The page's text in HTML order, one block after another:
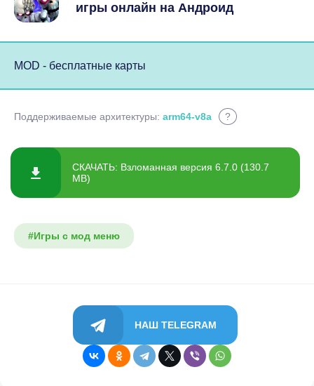
игры онлайн на Андроид
MOD - бесплатные карты
Поддерживаемые архитектуры: arm64-v8a ?
СКАЧАТЬ: Взломанная версия 6.7.0 (130.7
MB)
#Игры с мод меню
НАШ TELEGRAM